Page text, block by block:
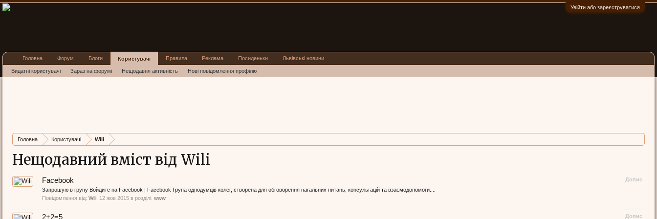
Увійти або зареєструватися
Головна Користувачі Wili
Нещодавний вміст від Wili
Допис
Facebook
Запрошую в групу Войдите на Facebook | Facebook Група однодумців колег, створена для обговорення нагальних питань, консультацій та взаємодопомоги....
Повідомлення від: Wili 12 жов 2015 в розділі: www
Допис
2+2=5
Головна Форум Блоги Користувачі
Видатні користувачі Зараз на форумі Нещодавня активність Нові повідомлення профілю
Правила Реклама Посиденьки Львівські новини